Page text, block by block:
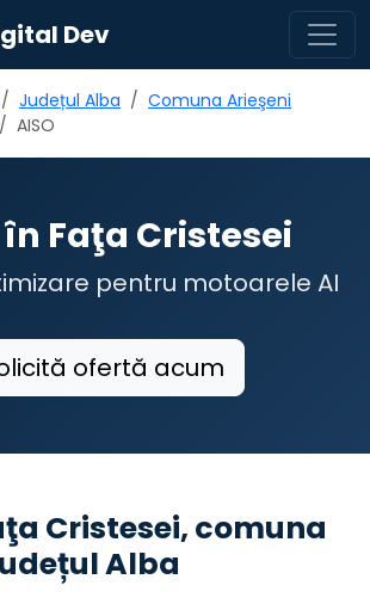
Dev
Județul Alba
Comuna Arieşeni
AISO
în Faţa Cristesei
pentru motoarele AI
ofertă acum
Cristesei, comuna
Alba